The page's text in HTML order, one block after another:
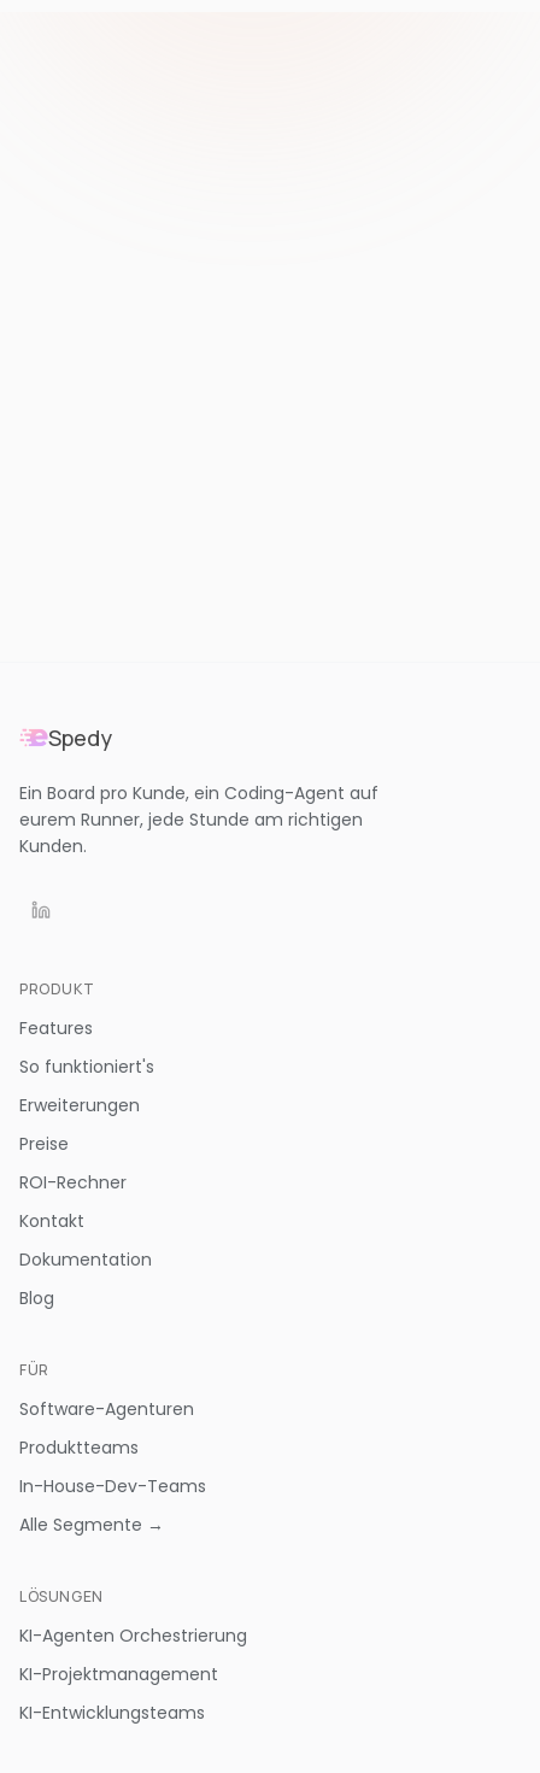
Spedy
Ein Board pro Kunde, ein Coding-Agent auf
eurem Runner, jede Stunde am richtigen
Kunden.
PRODUKT
Features
So funktioniert's
Erweiterungen
Preise
ROI-Rechner
Kontakt
Dokumentation
Blog
FÜR
Software-Agenturen
Produktteams
In-House-Dev-Teams
Alle Segmente →
LÖSUNGEN
KI-Agenten Orchestrierung
KI-Projektmanagement
KI-Entwicklungsteams